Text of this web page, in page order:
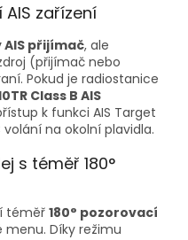
zařízení
přijímač, ale
(přijímač nebo
Pokud je radiostanice
Class B AIS
k funkci AIS Target
na okolní plavidla.
s téměř 180°
téměř 180° pozorovací
menu. Díky režimu